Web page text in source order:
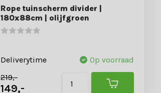
Rope tuinscherm divider |
180x88cm | olijfgroen
Deliverytime
Op voorraad
219,-
149,-